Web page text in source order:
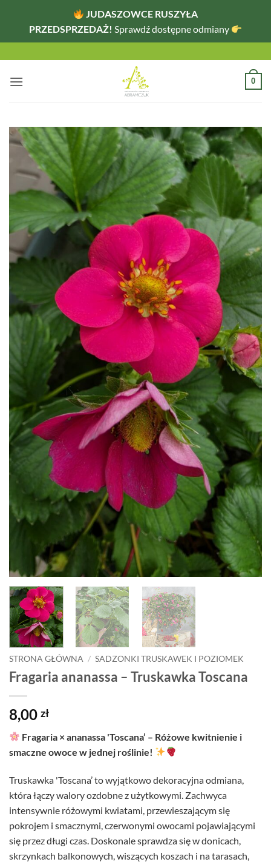
JUDASZOWCE RUSZYŁA
PRZEDSPRZEDAŻ! Sprawdź dostępne odmiany
zawartości
0
STRONA GŁÓWNA / SADZONKI TRUSKAWEK I POZIOMEK
Fragaria ananassa – Truskawka Toscana
8,00 zł
Fragaria × ananassa 'Toscana’ – Różowe kwitnienie i
smaczne owoce w jednej roślinie!
Truskawka 'Toscana’ to wyjątkowo dekoracyjna odmiana,
która łączy walory ozdobne z użytkowymi. Zachwyca
intensywnie różowymi kwiatami, przewieszającym się
pokrojem i smacznymi, czerwonymi owocami pojawiającymi
się przez długi czas. Doskonale sprawdza się w donicach,
skrzynkach balkonowych, wiszących koszach i na tarasach,